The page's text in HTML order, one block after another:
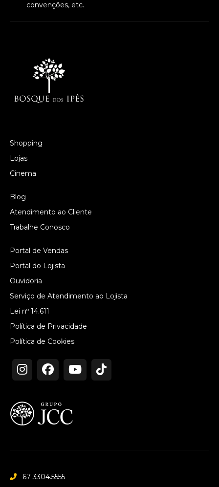
convenções, etc.
Shopping
Lojas
Cinema
Blog
Atendimento ao Cliente
Trabalhe Conosco
Portal de Vendas
Portal do Lojista
Ouvidoria
Serviço de Atendimento ao Lojista
Lei nº 14.611
Política de Privacidade
Política de Cookies
67 3304.5555